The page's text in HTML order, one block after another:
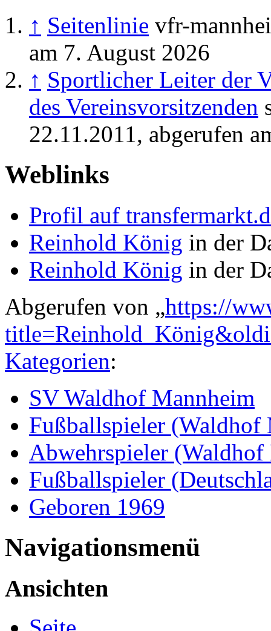
↑ Seitenlinie vfr-
am 7. August 2026
↑ Sportlicher Leiter der
des Vereinsvorsitzenden
22.11.2011, abgerufen
Weblinks
Profil auf
Reinhold König in der
Reinhold König in der
Abgerufen von „https://
Kategorien:
SV Waldhof Mannheim
Fußballspieler (Waldhof
Abwehrspieler
Fußballspieler
Geboren 1969
Navigationsmenü
Ansichten